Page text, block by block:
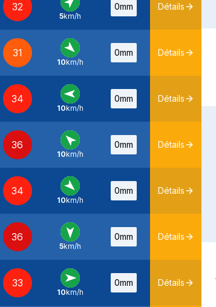
32
SO
5km/h
0mm Détails
31
NO -
10km/h
0mm Détails
34
E -
10km/h
0mm Détails
36
SE -
10km/h
0mm Détails
34
NO -
10km/h
0mm Détails
36
N -
5km/h
0mm Détails
33
O -
10km/h
0mm Détails